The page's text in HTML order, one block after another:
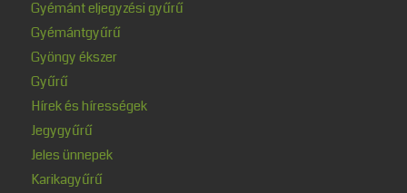
Gyémánt eljegyzési gyűrű
Gyémántgyűrű
Gyöngy ékszer
Gyűrű
Hírek és hírességek
Jegygyűrű
Jeles ünnepek
Karikagyűrű